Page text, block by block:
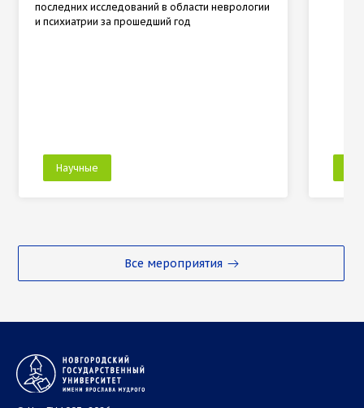
Все мероприятия
последних исследований в области неврологии
и психиатрии за прошедший год
Научные